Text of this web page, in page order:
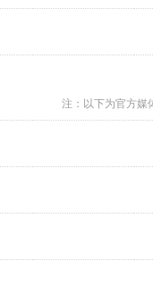
注：以下为官方媒